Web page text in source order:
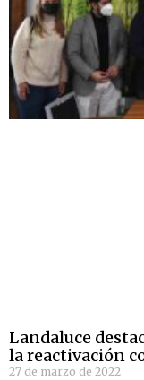
Landaluce
la reactivación
27 de marzo de 2022